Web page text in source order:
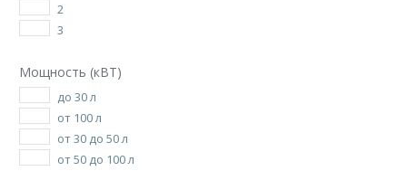
2
3
Мощность (кВТ)
до 30 л
от 100 л
от 30 до 50 л
от 50 до 100 л